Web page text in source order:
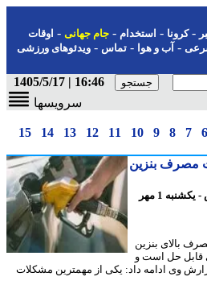
کرونا-استخدام- جام جهانی-اوقات
-آب و هوا-تماس-ویدئوهای ورزشی
16:46 | 1405/5/17
سرویسها
7
8
9
10
11
12
13
14
15
بنزین
23 ماه پیش - یکشنبه 1 مهر
بنزین
حل است و
وی ادامه داد: یکی از مهمترین مشکلات